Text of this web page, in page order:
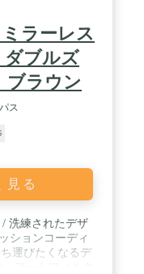
ラーレス
ダブルズ
ブラウン
ス
見る
洗練されたデザ
ションコーディ
運びたくなるデ